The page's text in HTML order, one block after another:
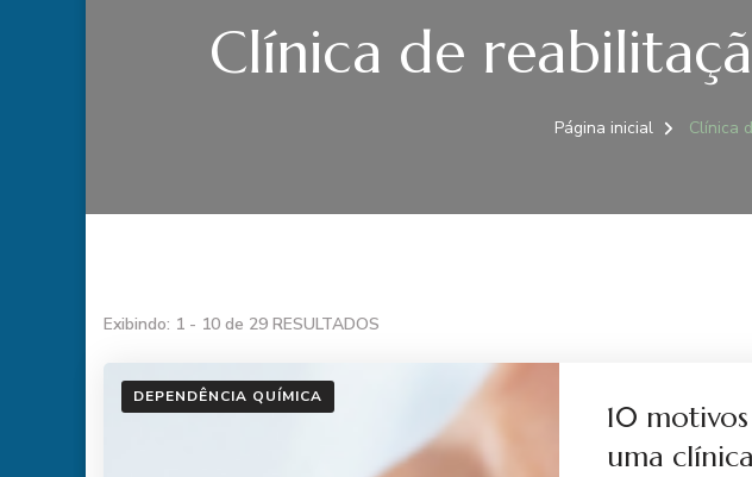
Clínica de
Página inicial Clínica
Exibindo: 1 - 10 de 29 RESULTADOS
DEPENDÊNCIA QUÍMICA
10
uma